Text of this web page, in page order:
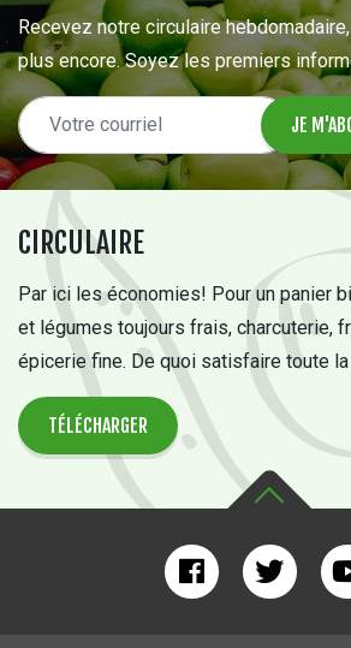
CIRCULAIRE
Par ici les économies! Pour un panier
et légumes toujours frais, charcuterie,
épicerie fine. De quoi satisfaire toute
TÉLÉCHARGER
Recevez notre circulaire
plus encore. Soyez les premiers